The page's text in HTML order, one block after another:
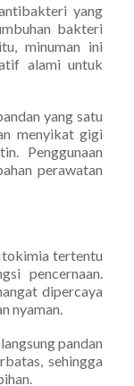
yang
bakteri
minuman ini
alami untuk
yang satu
menyikat gigi
Penggunaan
perawatan
tertentu
pencernaan.
dipercaya
nyaman.
pandan
sehingga